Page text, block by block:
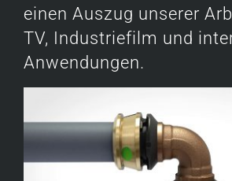
einen Auszug unserer
TV, Industriefilm und
Anwendungen.